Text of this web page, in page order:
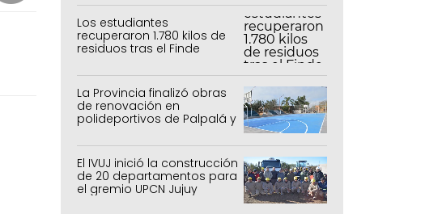
Los estudiantes
recuperaron 1.780 kilos de
residuos tras el Finde
La Provincia finalizó obras
de renovación en
polideportivos de Palpalá y
la capital
El IVUJ inició la construcción
de 20 departamentos para
el gremio UPCN Jujuy